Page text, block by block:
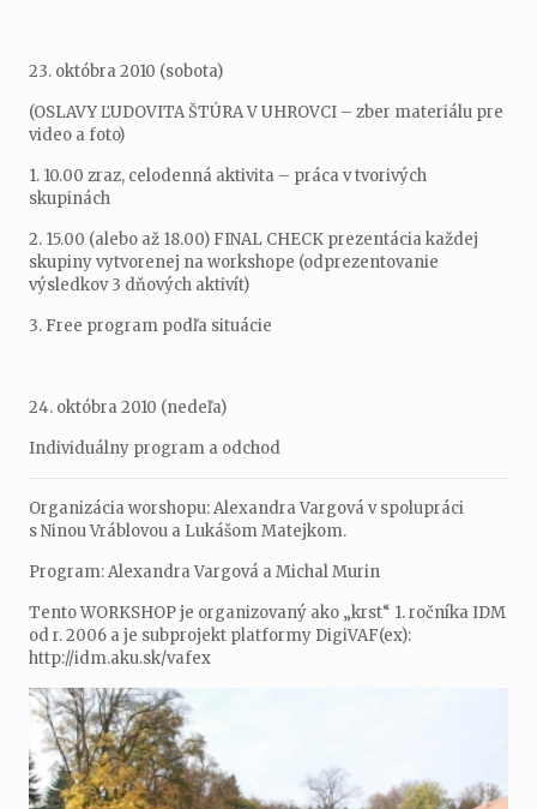
23. októbra 2010 (sobota)
(OSLAVY ĽUDOVITA ŠTÚRA V UHROVCI – zber materiálu pre
video a foto)
1. 10.00 zraz, celodenná aktivita – práca v tvorivých
skupinách
2. 15.00 (alebo až 18.00) FINAL CHECK prezentácia každej
skupiny vytvorenej na workshope (odprezentovanie
výsledkov 3 dňových aktivít)
3. Free program podľa situácie
24. októbra 2010 (nedeľa)
Individuálny program a odchod
Organizácia worshopu: Alexandra Vargová v spolupráci
s Ninou Vráblovou a Lukášom Matejkom.
Program: Alexandra Vargová a Michal Murin
Tento WORKSHOP je organizovaný ako „krst“ 1. ročníka IDM
od r. 2006 a je subprojekt platformy DigiVAF(ex):
http://idm.aku.sk/vafex